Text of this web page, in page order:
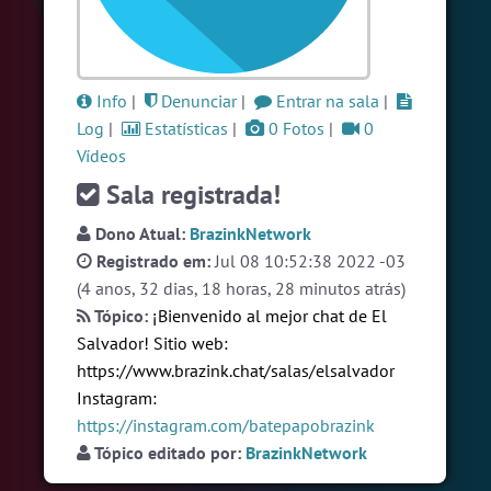
#LoveHits
5 pessoas
#Brazink
4 pessoas
#RadioModao
4 pessoas
Ver todas as salas
🎁 Promoção 🛍 Crie seu Chat e Rádio 📻
com Site e Chat Bot 🤖 de Pedidos
English Português Español © 2018 Brazink
Info | Denunciar| Entrar na sala |
Log | Estatísticas | 0 Fotos |
0
Vídeos
Sala registrada!
Dono Atual: BrazinkNetwork
Registrado em:Jul 08 10:52:38 2022 -03
(4 anos, 32 dias, 18 horas, 28 minutos atrás)
Tópico: ¡Bienvenido al mejor chat de El
Salvador! Sitio web:
https://www.brazink.chat/salas/elsalvador
Instagram:
https://instagram.com/batepapobrazink
Tópico editado por: BrazinkNetwork